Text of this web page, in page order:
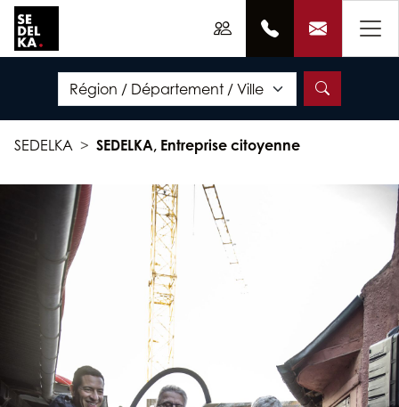
SEDELKA SEDELKA, Entreprise citoyenne